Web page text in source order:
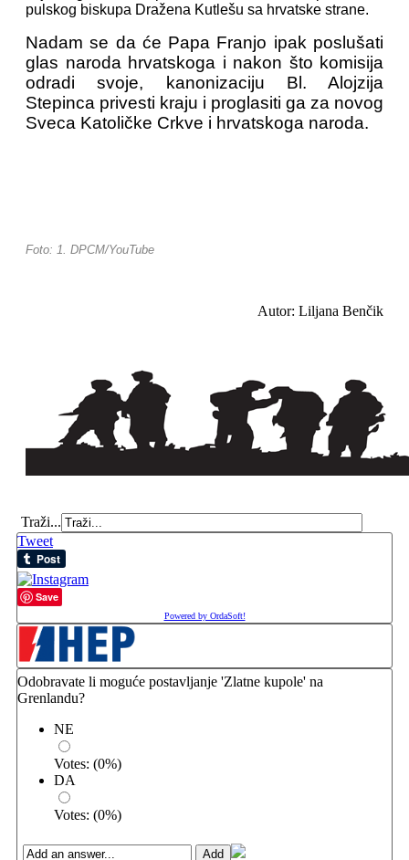
pulskog biskupa Dražena Kutlešu sa hrvatske strane.
Nadam se da će Papa Franjo ipak poslušati
glas naroda hrvatskoga i nakon što komisija
odradi svoje, kanonizaciju Bl. Alojzija
Stepinca privesti kraju i proglasiti ga za novog
Sveca Katoličke Crkve i hrvatskoga naroda.
Foto: 1. DPCM/YouTube
Autor: Liljana Benčik
Traži...
Tweet
Save
Powered by OrdaSoft!
Odobravate li moguće postavljanje 'Zlatne kupole' na
Grenlandu?
NE
Votes: (0%)
DA
Votes: (0%)